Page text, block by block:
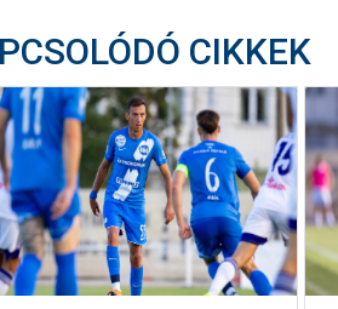
CIKKEK